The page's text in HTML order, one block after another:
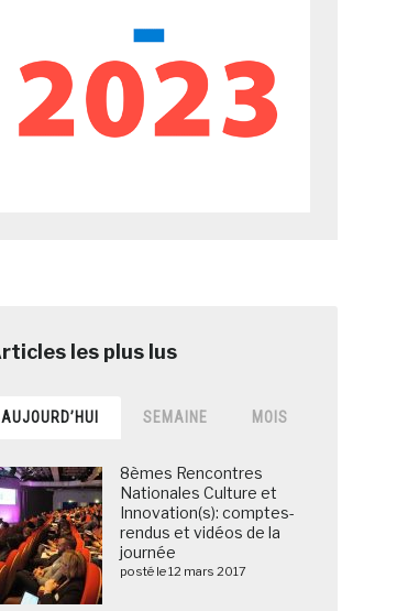
AUJOURD’HUI SEMAINE MOIS
8èmes Rencontres
Nationales Culture et
Innovation(s): comptes-
rendus et vidéos de la
journée
posté le 12 mars 2017